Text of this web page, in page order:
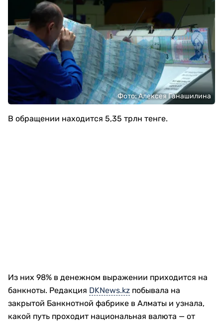
Фото: Алексея Ганашилина
В обращении находится 5,35 трлн тенге.
Из них 98% в денежном выражении приходится на
банкноты. Редакция DKNews.kz побывала на
закрытой Банкнотной фабрике в Алматы и узнала,
какой путь проходит национальная валюта — от